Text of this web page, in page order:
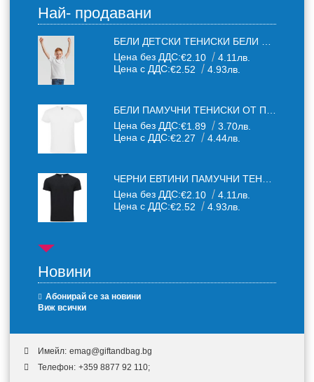
Най- продавани
Цена без ДДС:€2.10
4.11лв.
Цена с ДДС:€2.52 4.93лв.
Цена без ДДС:€1.89
3.70лв.
Цена с ДДС:€2.27 4.44лв.
Цена без ДДС:€2.10
4.11лв.
Цена с ДДС:€2.52 4.93лв.
Новини
Абонирай се за новини
Виж всички
Имейл: emag@giftandbag.bg
Телефон: +359 8877 92 110;